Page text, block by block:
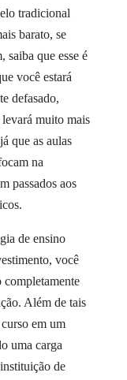
tradicional
barato, se
saiba que esse é
você estará
defasado,
muito mais
que as aulas
na
passados aos
de ensino
você
completamente
Além de tais
em um
uma carga
de